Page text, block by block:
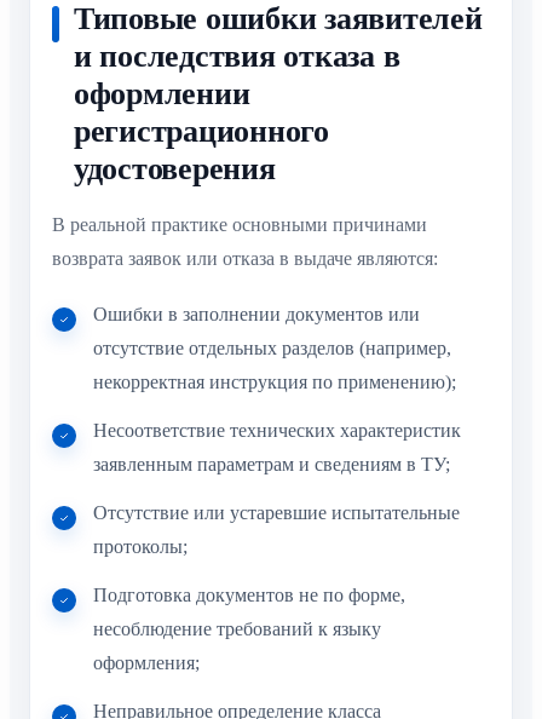
Типовые ошибки заявителей
и последствия отказа в
оформлении
регистрационного
удостоверения
В реальной практике основными причинами
возврата заявок или отказа в выдаче являются:
Ошибки в заполнении документов или
отсутствие отдельных разделов (например,
некорректная инструкция по применению);
Несоответствие технических характеристик
заявленным параметрам и сведениям в ТУ;
Отсутствие или устаревшие испытательные
протоколы;
Подготовка документов не по форме,
несоблюдение требований к языку
оформления;
Неправильное определение класса